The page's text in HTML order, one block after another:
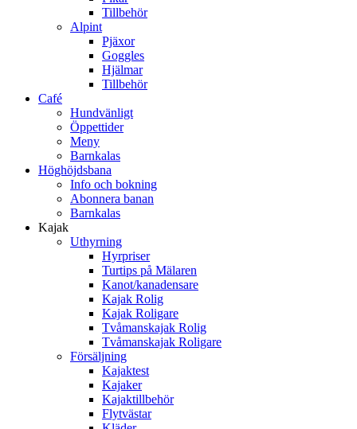
Tillbehör
Alpint
Pjäxor
Goggles
Hjälmar
Tillbehör
Café
Hundvänligt
Öppettider
Meny
Barnkalas
Höghöjdsbana
Info och bokning
Abonnera banan
Barnkalas
Kajak
Uthyrning
Hyrpriser
Turtips på Mälaren
Kanot/kanadensare
Kajak Rolig
Kajak Roligare
Tvåmanskajak Rolig
Tvåmanskajak Roligare
Försäljning
Kajaktest
Kajaker
Kajaktillbehör
Flytvästar